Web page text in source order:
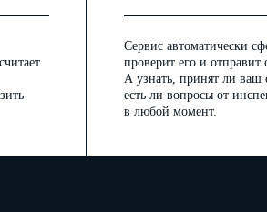
Сервис автоматически
проверит его и отправит
А узнать, принят ли ваш
есть ли вопросы от
в любой момент.